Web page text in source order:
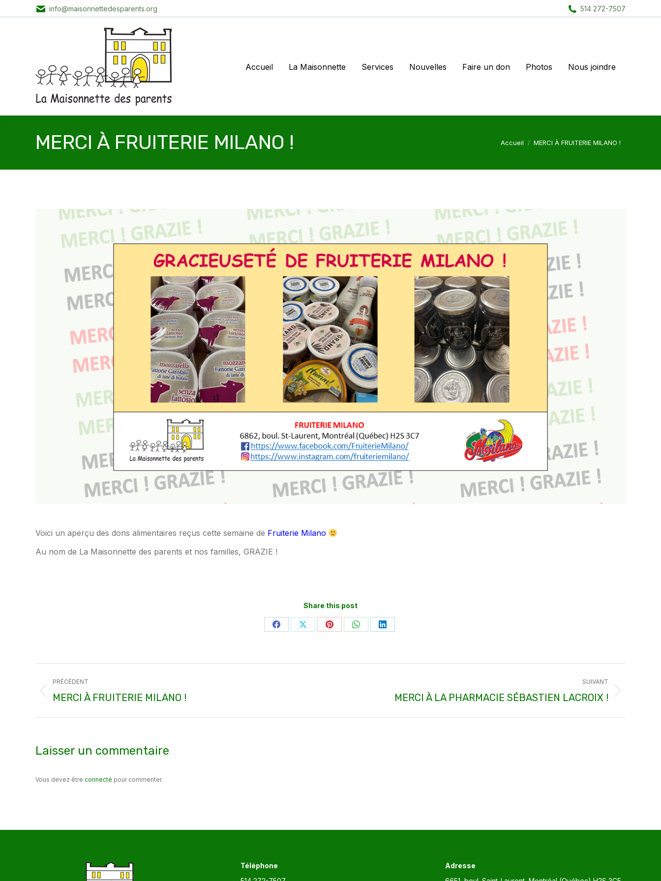
info@maisonnettedesparents.org 514 272-7507
Accueil La Maisonnette Services Nouvelles Faire un don Photos Nous joindre
MERCI À FRUITERIE MILANO ! Vous êtes ici :
Accueil MERCI À FRUITERIE MILANO !
Voici un aperçu des dons alimentaires reçus cette semaine de Fruiterie Milano
Au nom de La Maisonnette des parents et nos familles, GRAZIE !
Share this post
PartagerPartagerPartagerPartagerPartager
Navigation
article
PRÉCÉDENT
Article
MERCI À FRUITERIE MILANO !
SUIVANT
MERCI À LA PHARMACIE SÉBASTIEN LACROIX !
Laisser un commentaire
Vous devez être connecté pour commenter.
Téléphone
Adresse